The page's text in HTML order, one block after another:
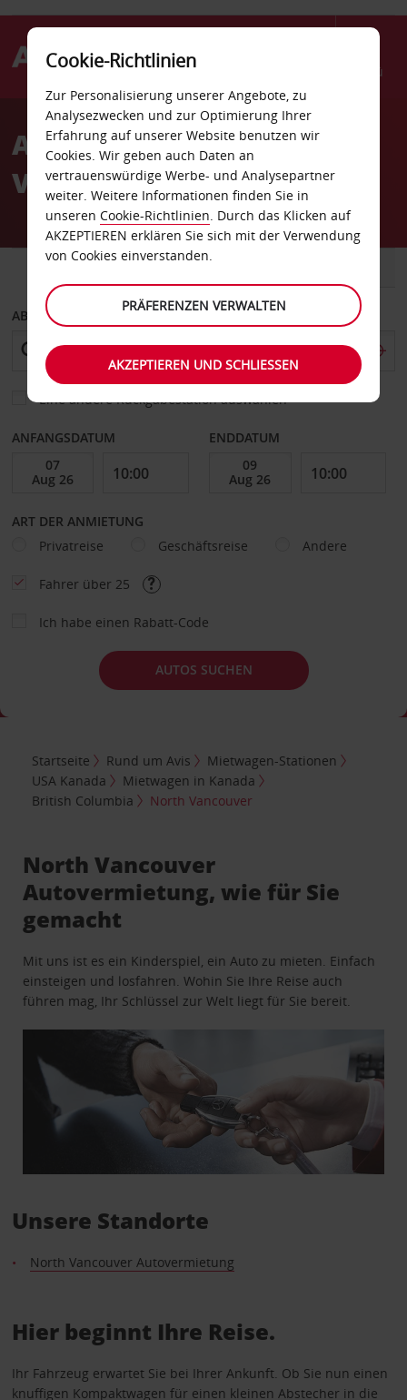
Menü
AvisAutovermietung North
Vancouver
ABHOLEN VON
Eine andere Rückgabestation auswählen
ANFANGSDATUM ENDDATUM
ART DER ANMIETUNG
Privatreise
Geschäftsreise Andere
Fahrer über 25
Ich habe einen Rabatt-Code
AUTOS SUCHEN
Startseite Rund um Avis
Mietwagen-Stationen
USA Kanada
Mietwagen in Kanada
British Columbia
North Vancouver
North Vancouver
Autovermietung, wie für Sie
gemacht
Mit uns ist es ein Kinderspiel, ein Auto zu mieten. Einfach
einsteigen und losfahren. Wohin Sie Ihre Reise auch
führen mag, Ihr Schlüssel zur Welt liegt für Sie bereit.
Unsere Standorte
North Vancouver Autovermietung
Hier beginnt Ihre Reise.
Ihr Fahrzeug erwartet Sie bei Ihrer Ankunft. Ob Sie nun einen
knuffigen Kompaktwagen für einen kleinen Abstecher in die
Cookie-Richtlinien
Zur Personalisierung unserer Angebote, zu
Analysezwecken und zur Optimierung Ihrer
Erfahrung auf unserer Website benutzen wir
Cookies. Wir geben auch Daten an
vertrauenswürdige Werbe- und Analysepartner
weiter. Weitere Informationen finden Sie in
unseren Cookie-Richtlinien. Durch das Klicken auf
AKZEPTIEREN erklären Sie sich mit der Verwendung
von Cookies einverstanden.
PRÄFERENZEN VERWALTEN
AKZEPTIEREN UND SCHLIESSEN